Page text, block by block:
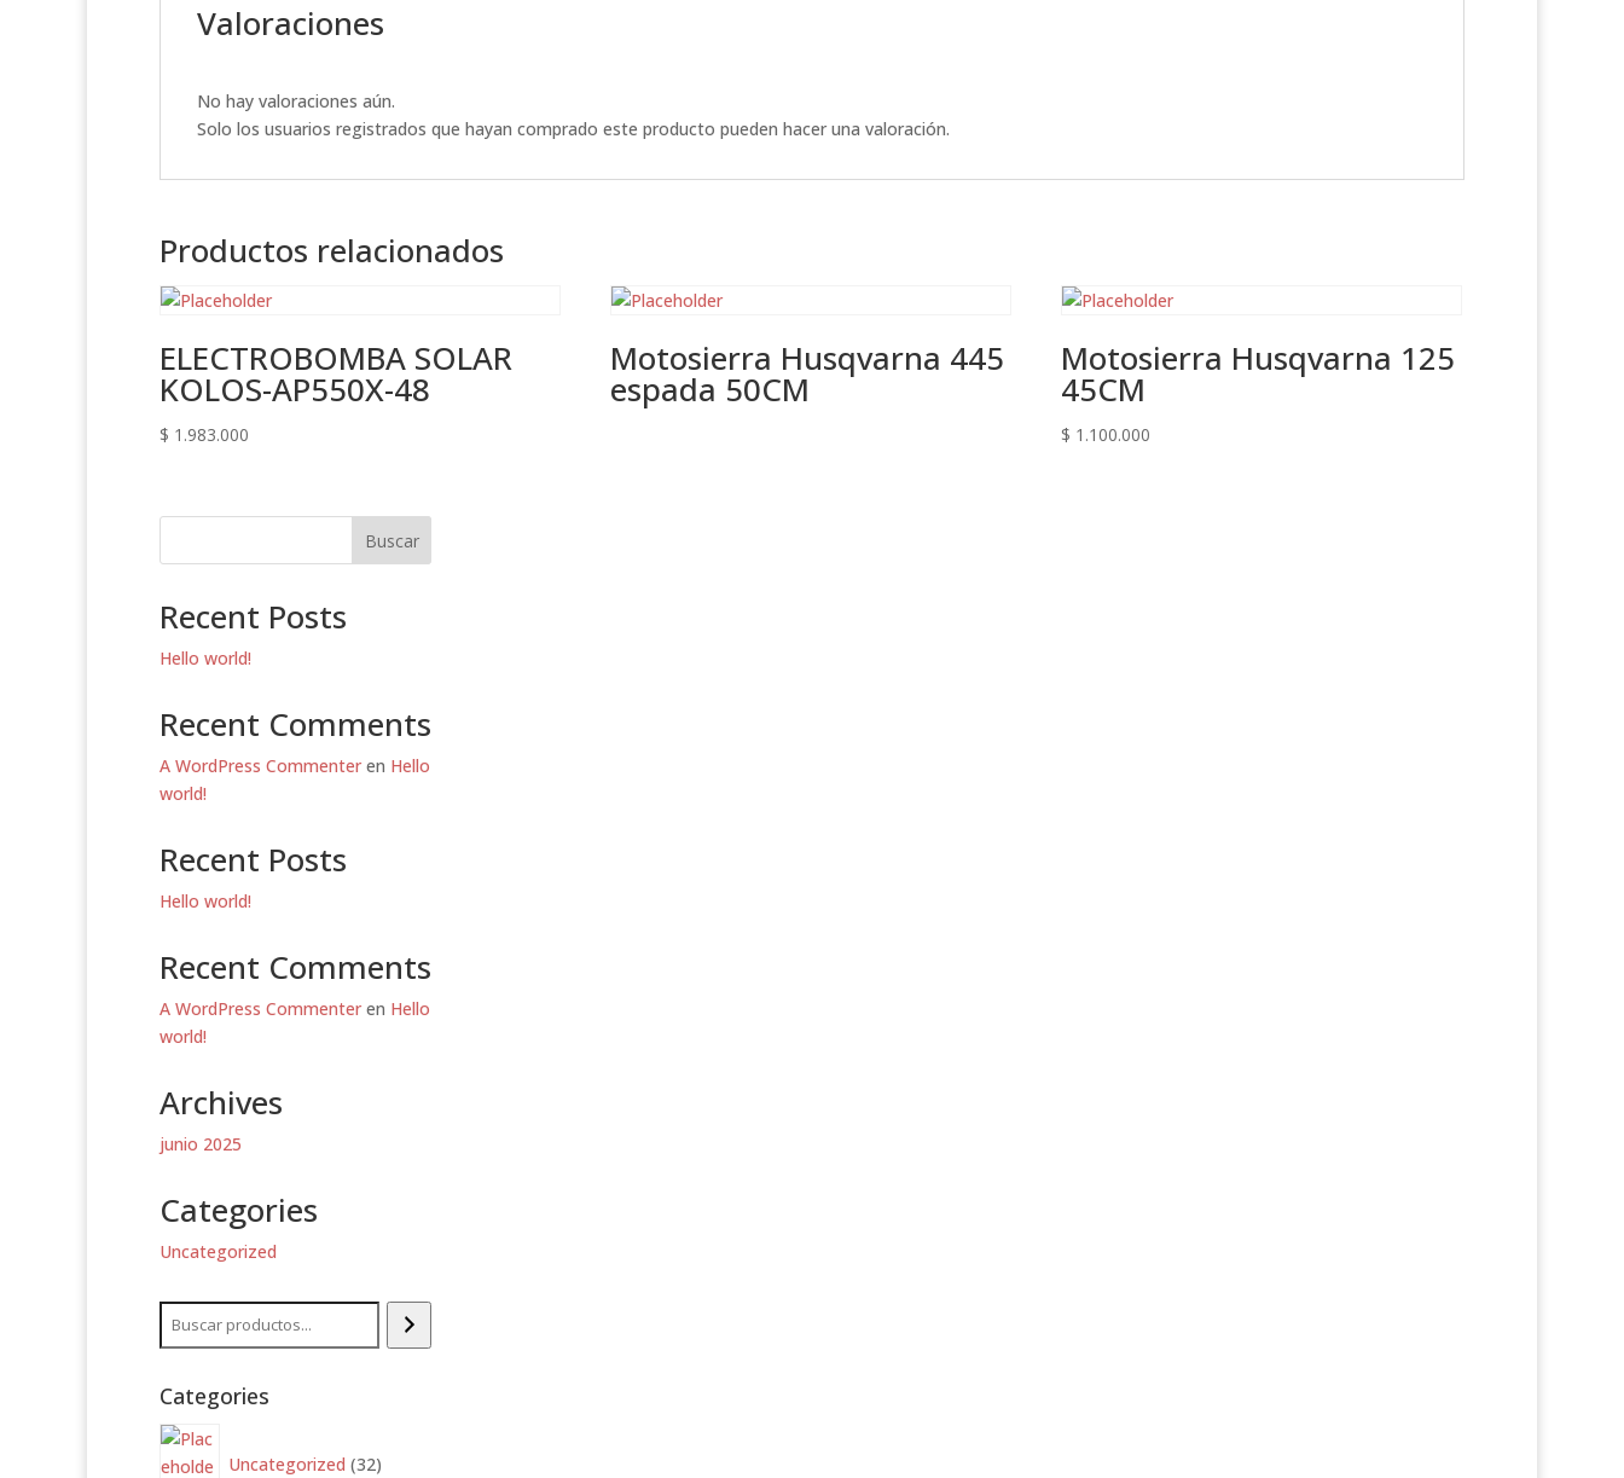
Valoraciones
No hay valoraciones aún.
Solo los usuarios registrados que hayan comprado este producto pueden hacer una valoración.
Productos relacionados
ELECTROBOMBA SOLAR
KOLOS-AP550X-48
$ 1.983.000
Motosierra Husqvarna 445
espada 50CM
Motosierra Husqvarna 125
45CM
$ 1.100.000
Buscar
Recent Posts
Hello world!
Recent Comments
A WordPress Commenter en Hello
world!
Recent Posts
Hello world!
Recent Comments
A WordPress Commenter en Hello
world!
Archives
junio 2025
Categories
Uncategorized
Buscar
Categories
Uncategorized 32productos